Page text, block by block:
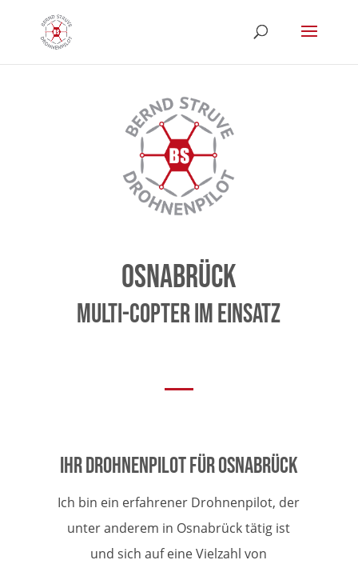
Osnabrück
Multi-Copter im Einsatz
Ihr Drohnenpilot für Osnabrück
Ich bin ein erfahrener Drohnenpilot, der
unter anderem in Osnabrück tätig ist
und sich auf eine Vielzahl von